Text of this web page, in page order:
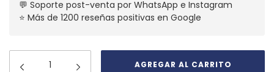
💬 Soporte post-venta por WhatsApp e Instagram
⭐ Más de 1200 reseñas positivas en Google